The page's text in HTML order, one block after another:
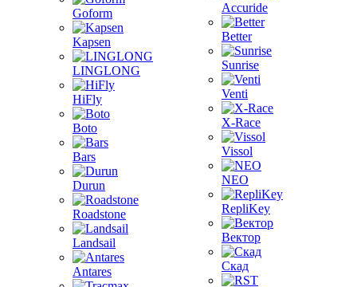
Goform
Kapsen
LINGLONG
HiFly
Boto
Bars
Durun
Roadstone
Landsail
Antares
Accuride
Better
Sunrise
Venti
X-Race
Vissol
NEO
RepliKey
Вектор
Скад